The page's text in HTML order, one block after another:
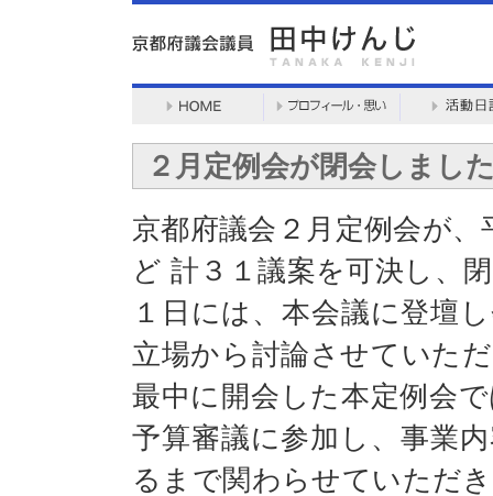
２月定例会が閉会しまし
京都府議会２月定例会が
ど 計３１議案を可決し、
１日には、本会議に登壇
立場から討論させていた
最中に開会した本定例会
予算審議に参加し、事業
るまで関わらせていただ